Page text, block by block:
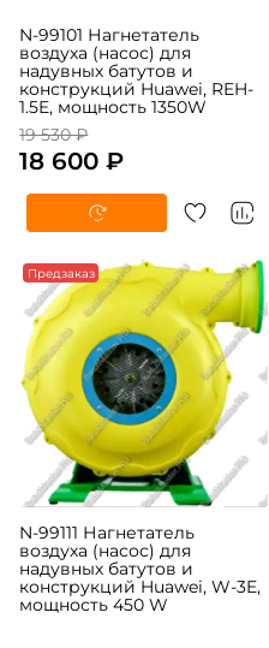
N-99101 Нагнетатель
воздуха (насос) для
надувных батутов и
конструкций Huawei, REH-
1.5E, мощность 1350W
19 530 ₽
18 600 ₽
-5% Предзаказ
N-99111 Нагнетатель
воздуха (насос) для
надувных батутов и
конструкций Huawei, W-3E,
мощность 450 W